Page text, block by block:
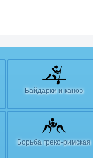
Байдарки и каноэ
Борьба греко-римская